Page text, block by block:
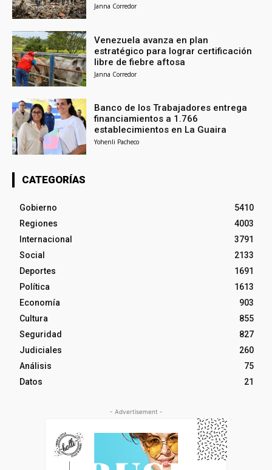
Janna Corredor
Venezuela avanza en plan
estratégico para lograr certificación
libre de fiebre aftosa
Janna Corredor
Banco de los Trabajadores entrega
financiamientos a 1.766
establecimientos en La Guaira
Yohenli Pacheco
CATEGORÍAS
Gobierno
5410
Regiones
4003
Internacional
3791
Social
2133
Deportes
1691
Política
1613
Economía
903
Cultura
855
Seguridad
827
Judiciales
260
Análisis
75
Datos
21
- Advertisement -